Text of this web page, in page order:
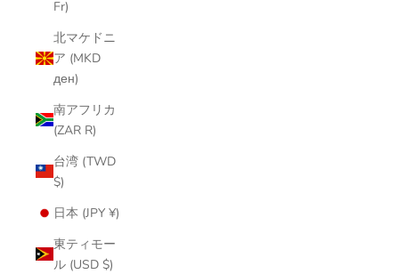
Fr)
北マケドニ
ア (MKD
ден)
南アフリカ
(ZAR R)
台湾 (TWD
$)
日本 (JPY ¥)
東ティモー
ル (USD $)